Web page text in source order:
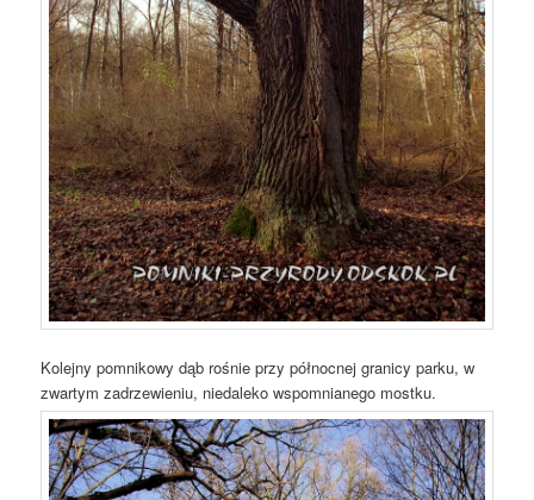
Kolejny pomnikowy dąb rośnie przy północnej granicy parku, w
zwartym zadrzewieniu, niedaleko wspomnianego mostku.